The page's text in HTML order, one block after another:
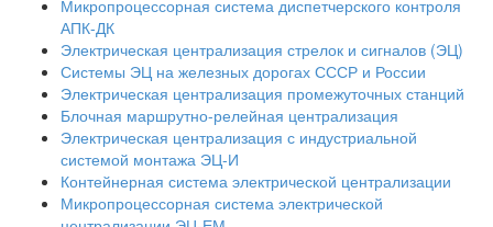
Микропроцессорная система диспетчерского контроля
АПК-ДК
Электрическая централизация стрелок и сигналов (ЭЦ)
Системы ЭЦ на железных дорогах СССР и России
Электрическая централизация промежуточных станций
Блочная маршрутно-релейная централизация
Электрическая централизация с индустриальной
системой монтажа ЭЦ-И
Контейнерная система электрической централизации
Микропроцессорная система электрической